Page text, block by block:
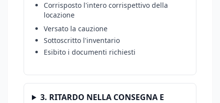
Corrisposto l'intero corrispettivo della
locazione
Versato la cauzione
Sottoscritto l'inventario
Esibito i documenti richiesti
3. RITARDO NELLA CONSEGNA E